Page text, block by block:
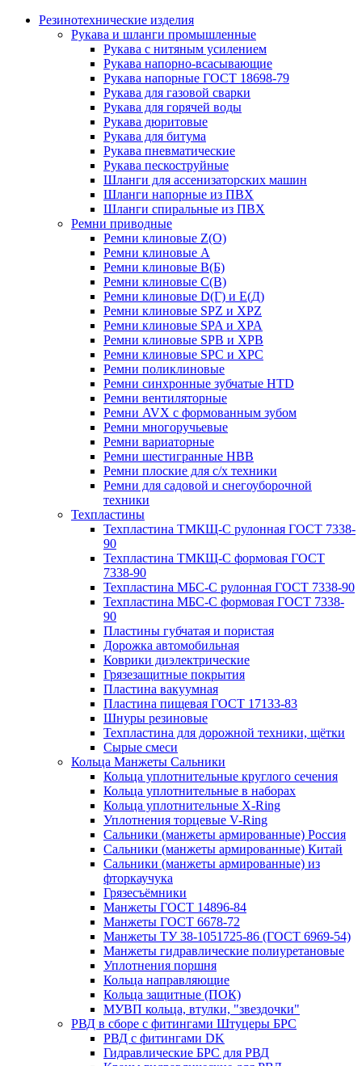
Резинотехнические изделия
Рукава и шланги промышленные
Рукава с нитяным усилением
Рукава напорно-всасывающие
Рукава напорные ГОСТ 18698-79
Рукава для газовой сварки
Рукава для горячей воды
Рукава дюритовые
Рукава для битума
Рукава пневматические
Рукава пескоструйные
Шланги для ассенизаторских машин
Шланги напорные из ПВХ
Шланги спиральные из ПВХ
Ремни приводные
Ремни клиновые Z(О)
Ремни клиновые А
Ремни клиновые В(Б)
Ремни клиновые С(В)
Ремни клиновые D(Г) и Е(Д)
Ремни клиновые SPZ и XPZ
Ремни клиновые SPA и XPA
Ремни клиновые SPB и XPB
Ремни клиновые SPC и XPC
Ремни поликлиновые
Ремни синхронные зубчатые HTD
Ремни вентиляторные
Ремни AVX с формованным зубом
Ремни многоручьевые
Ремни вариаторные
Ремни шестигранные HBB
Ремни плоские для с/х техники
Ремни для садовой и снегоуборочной
техники
Техпластины
Техпластина ТМКЩ-С рулонная ГОСТ 7338-
90
Техпластина ТМКЩ-С формовая ГОСТ
7338-90
Техпластина МБС-С рулонная ГОСТ 7338-90
Техпластина МБС-С формовая ГОСТ 7338-
90
Пластины губчатая и пористая
Дорожка автомобильная
Коврики диэлектрические
Грязезащитные покрытия
Пластина вакуумная
Пластина пищевая ГОСТ 17133-83
Шнуры резиновые
Техпластина для дорожной техники, щётки
Сырые смеси
Кольца Манжеты Сальники
Кольца уплотнительные круглого сечения
Кольца уплотнительные в наборах
Кольца уплотнительные Х-Ring
Уплотнения торцевые V-Ring
Сальники (манжеты армированные) Россия
Сальники (манжеты армированные) Китай
Сальники (манжеты армированные) из
фторкаучука
Грязесъёмники
Манжеты ГОСТ 14896-84
Манжеты ГОСТ 6678-72
Манжеты ТУ 38-1051725-86 (ГОСТ 6969-54)
Манжеты гидравлические полиуретановые
Уплотнения поршня
Кольца направляющие
Кольца защитные (ПОК)
МУВП кольца, втулки, "звездочки"
РВД в сборе с фитингами Штуцеры БРС
РВД с фитингами DK
Гидравлические БРС для РВД